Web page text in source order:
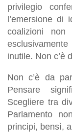
privilegio
l’emersione di
coalizioni
inutile. Non c’è
Non c’è da
Pensare
Scegliere tra
Parlamento
principi, bensì,